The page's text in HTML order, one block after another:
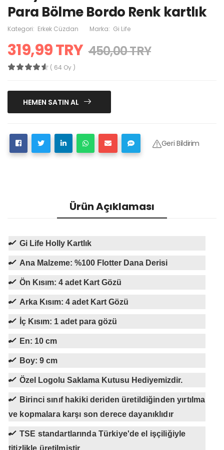
Para Bölme Bordo Renk kartlık
Kategori: Erkek Cüzdan Marka: Gi Life
319,99 TRY 450,00 TRY
( 64 Oy )
HEMEN SATIN AL
Geri Bildirim
Ürün Açıklaması
Gi Life Holly Kartlık
Ana Malzeme: %100 Flotter Dana Derisi
Ön Kısım: 4 adet Kart Gözü
Arka Kısım: 4 adet Kart Gözü
İç Kısım: 1 adet para gözü
En: 10 cm
Boy: 9 cm
Özel Logolu Saklama Kutusu Hediyemizdir.
Birinci sınıf hakiki deriden üretildiğinden yırtılma
ve kopmalara karşı son derece dayanıklıdır
TSE standartlarında Türkiye'de el işçiliğiyle
titizlikle üretilmiştir